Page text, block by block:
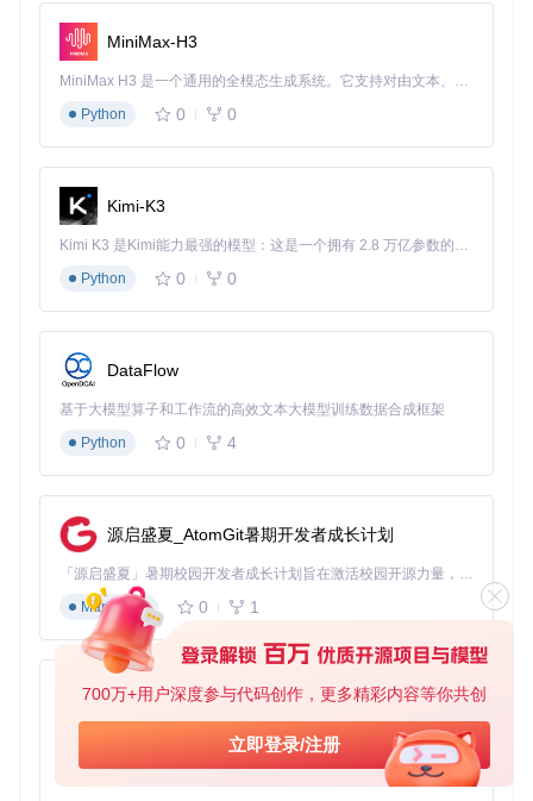
700万+用户深度参与代码创作，更多精彩内容等你共创
立即登录/注册
MiniMax-H3
MiniMax H3 是一个通用的全模态生成系统。它支持对由文本、图像、视频和音频组成的多模态上下文进行统一理解，并能生成分辨率高达 2K、时长可达 15 秒的带原生立体声音频的视频。得益于面向任务泛化的系统设计，H3 在预训练阶段就已具备广泛的多模态上下文理解与生成能力，能够出色地执行复杂的多模态指令。
Python
0 0
Kimi-K3
Kimi K3 是Kimi能力最强的模型：这是一个拥有 2.8 万亿参数的混合专家（MoE）模型，具备原生视觉理解能力，并支持 100 万 token 的上下文窗口。
Python
0 0
DataFlow
基于大模型算子和工作流的高效文本大模型训练数据合成框架
Python
0 4
源启盛夏_AtomGit暑期开发者成长计划
「源启盛夏」暑期校园开发者成长计划旨在激活校园开源力量，通过积分激励、认证扶持、资源倾斜等形式，引导高校组织和开发者完成「入驻 — 建项目 — 做贡献 — 获认证 — 得资源」的完整闭环。无论你是想带领社团入驻平台的组织者，还是希望用代码贡献证明自己的开发者，都能在这里找到属于你的成长路径。
Markdown
0 1
py-xiaozhi
基于Python的Xiaozhi AI，适用于想要完整Xiaozhi体验而无需拥有专用硬件的用户。
Python
0 1